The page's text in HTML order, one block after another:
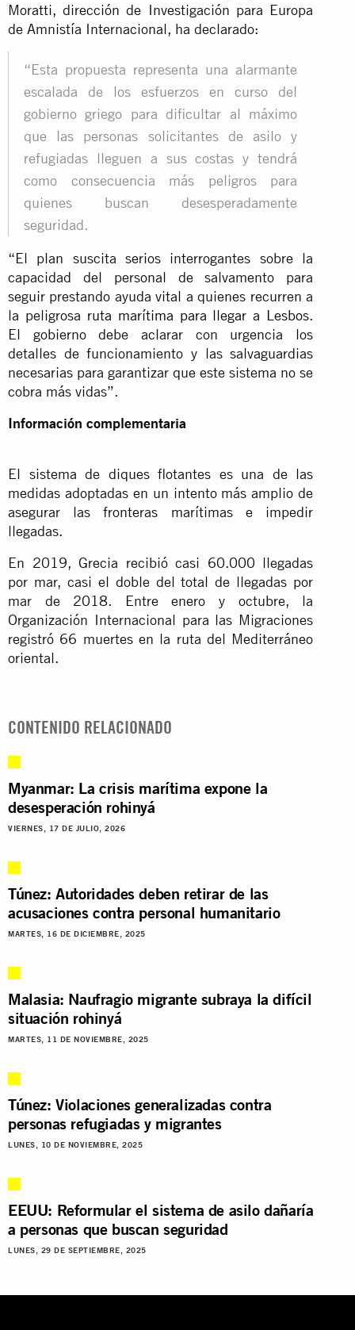
Moratti, dirección de Investigación para Europa
de Amnistía Internacional, ha declarado:
“Esta propuesta representa una alarmante
escalada de los esfuerzos en curso del
gobierno griego para dificultar al máximo
que las personas solicitantes de asilo y
refugiadas lleguen a sus costas y tendrá
como consecuencia más peligros para
quienes buscan desesperadamente
seguridad.
“El plan suscita serios interrogantes sobre la
capacidad del personal de salvamento para
seguir prestando ayuda vital a quienes recurren a
la peligrosa ruta marítima para llegar a Lesbos.
El gobierno debe aclarar con urgencia los
detalles de funcionamiento y las salvaguardias
necesarias para garantizar que este sistema no se
cobra más vidas”.
Información complementaria
El sistema de diques flotantes es una de las
medidas adoptadas en un intento más amplio de
asegurar las fronteras marítimas e impedir
llegadas.
En 2019, Grecia recibió casi 60.000 llegadas
por mar, casi el doble del total de llegadas por
mar de 2018. Entre enero y octubre, la
Organización Internacional para las Migraciones
registró 66 muertes en la ruta del Mediterráneo
oriental.
CONTENIDO RELACIONADO
Myanmar: La crisis marítima expone la
desesperación rohinyá
VIERNES, 17 DE JULIO, 2026
Túnez: Autoridades deben retirar de las
acusaciones contra personal humanitario
MARTES, 16 DE DICIEMBRE, 2025
Malasia: Naufragio migrante subraya la difícil
situación rohinyá
MARTES, 11 DE NOVIEMBRE, 2025
Túnez: Violaciones generalizadas contra
personas refugiadas y migrantes
LUNES, 10 DE NOVIEMBRE, 2025
EEUU: Reformular el sistema de asilo dañaría
a personas que buscan seguridad
LUNES, 29 DE SEPTIEMBRE, 2025